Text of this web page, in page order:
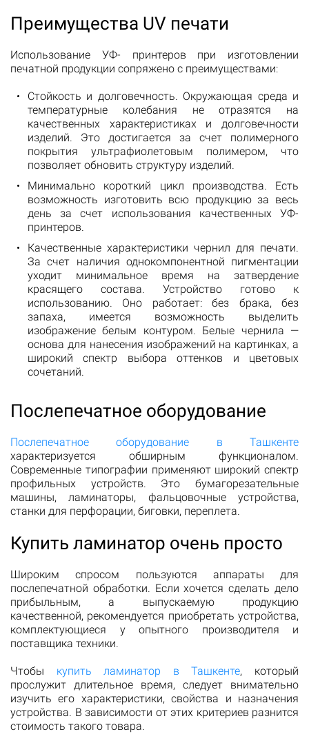
Преимущества UV печати
Использование УФ- принтеров при изготовлении
печатной продукции сопряжено с преимуществами:
Стойкость и долговечность. Окружающая среда и
температурные колебания не отразятся на
качественных характеристиках и долговечности
изделий. Это достигается за счет полимерного
покрытия ультрафиолетовым полимером, что
позволяет обновить структуру изделий.
Минимально короткий цикл производства. Есть
возможность изготовить всю продукцию за весь
день за счет использования качественных УФ-
принтеров.
Качественные характеристики чернил для печати.
За счет наличия однокомпонентной пигментации
уходит минимальное время на затвердение
красящего состава. Устройство готово к
использованию. Оно работает: без брака, без
запаха, имеется возможность выделить
изображение белым контуром. Белые чернила —
основа для нанесения изображений на картинках, а
широкий спектр выбора оттенков и цветовых
сочетаний.
Послепечатное оборудование
Послепечатное оборудование в Ташкенте
характеризуется обширным функционалом.
Современные типографии применяют широкий спектр
профильных устройств. Это бумагорезательные
машины, ламинаторы, фальцовочные устройства,
станки для перфорации, биговки, переплета.
Купить ламинатор очень просто
Широким спросом пользуются аппараты для
послепечатной обработки. Если хочется сделать дело
прибыльным, а выпускаемую продукцию
качественной, рекомендуется приобретать устройства,
комплектующиеся у опытного производителя и
поставщика техники.
Чтобы купить ламинатор в Ташкенте, который
прослужит длительное время, следует внимательно
изучить его характеристики, свойства и назначения
устройства. В зависимости от этих критериев разнится
стоимость такого товара.